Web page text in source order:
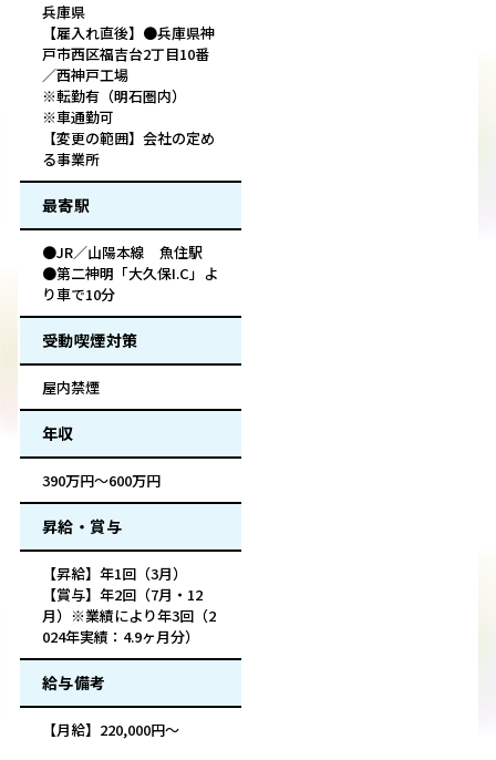
兵庫県
【雇入れ直後】●兵庫県神
戸市西区福吉台2丁目10番
／西神戸工場
※転勤有（明石圏内）
※車通勤可
【変更の範囲】会社の定め
る事業所
最寄駅
●JR／山陽本線 魚住駅
●第二神明「大久保I.C」よ
り車で10分
受動喫煙対策
屋内禁煙
年収
390万円～600万円
昇給・賞与
【昇給】年1回（3月）
【賞与】年2回（7月・12
月）※業績により年3回（2
024年実績：4.9ヶ月分）
給与備考
【月給】220,000円～